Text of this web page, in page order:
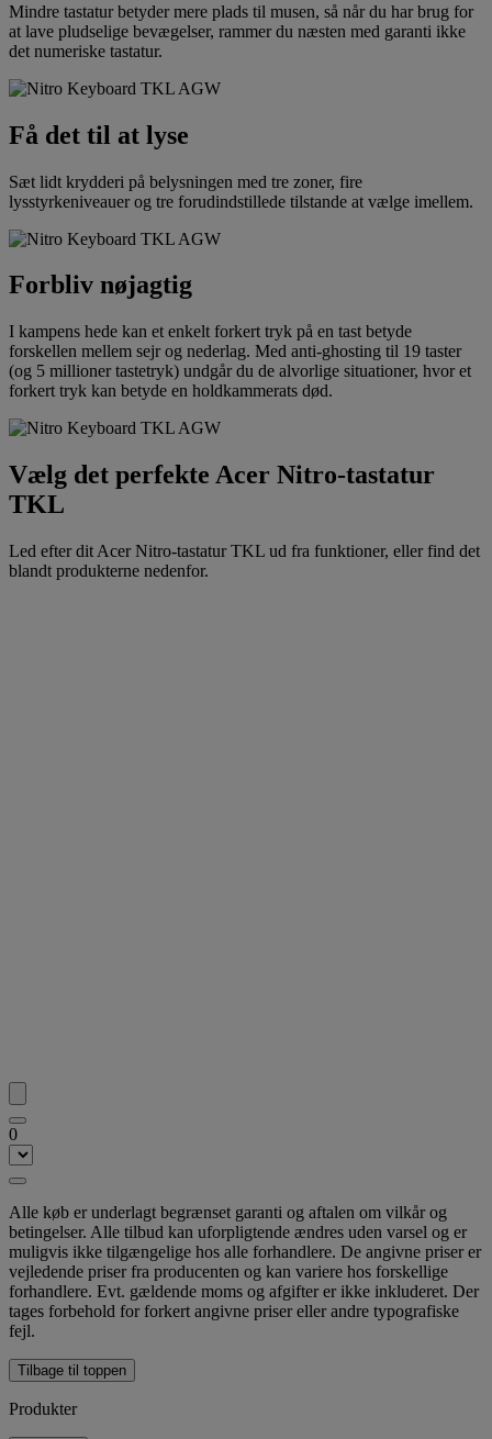
Mindre tastatur betyder mere plads til musen, så når du har brug for
at lave pludselige bevægelser, rammer du næsten med garanti ikke
det numeriske tastatur.
Få det til at lyse
Sæt lidt krydderi på belysningen med tre zoner, fire
lysstyrkeniveauer og tre forudindstillede tilstande at vælge imellem.
Forbliv nøjagtig
I kampens hede kan et enkelt forkert tryk på en tast betyde
forskellen mellem sejr og nederlag. Med anti-ghosting til 19 taster
(og 5 millioner tastetryk) undgår du de alvorlige situationer, hvor et
forkert tryk kan betyde en holdkammerats død.
Vælg det perfekte Acer Nitro-tastatur
TKL
Led efter dit Acer Nitro-tastatur TKL ud fra funktioner, eller find det
blandt produkterne nedenfor.
0
Alle køb er underlagt begrænset garanti og aftalen om vilkår og
betingelser. Alle tilbud kan uforpligtende ændres uden varsel og er
muligvis ikke tilgængelige hos alle forhandlere. De angivne priser er
vejledende priser fra producenten og kan variere hos forskellige
forhandlere. Evt. gældende moms og afgifter er ikke inkluderet. Der
tages forbehold for forkert angivne priser eller andre typografiske
fejl.
Tilbage til toppen
Produkter